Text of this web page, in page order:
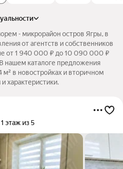
- микрорайон остров Ягры, в
от агентств и собственников
от 1 940 000 ₽ до 10 090 000 ₽
нашем каталоге предложения
м² в новостройках и вторичном
характеристики.
1 этаж из 5